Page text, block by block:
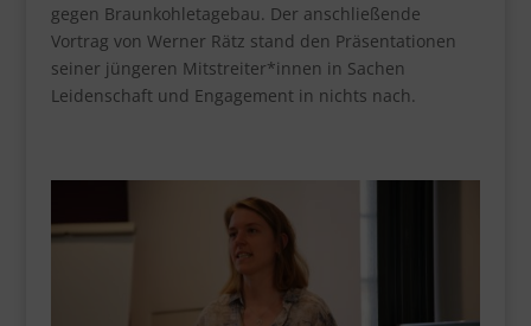
gegen Braunkohletagebau. Der anschließende
Vortrag von Werner Rätz stand den Präsentationen
seiner jüngeren Mitstreiter*innen in Sachen
Leidenschaft und Engagement in nichts nach.